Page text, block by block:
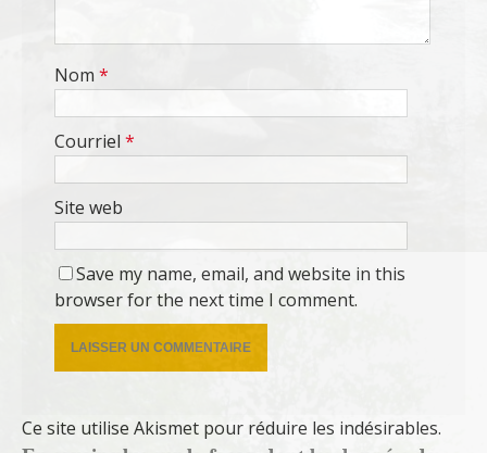
Nom *
Courriel *
Site web
Save my name, email, and website in this
browser for the next time I comment.
Ce site utilise Akismet pour réduire les indésirables.